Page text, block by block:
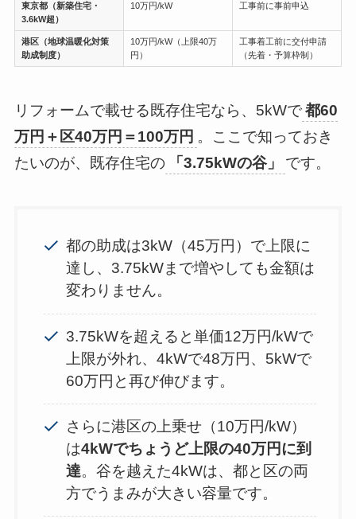
東京都（新築住宅・
3.6kW超）
10万円/kW 工事前に事前申込
港区（地球温暖化対策
助成制度）
10万円/kW（上限40万
円）
工事着工前に交付申請
（先着・予算枠制）
リフォームで載せる既存住宅なら、5kWで都60
万円＋区40万円＝100万円 。ここで知っておき
たいのが、既存住宅の
「3.75kWの谷」 です。
都の助成は3kW（45万円）で上限に
達し、3.75kWまで増やしても金額は
変わりません。
3.75kWを超えると単価12万円/kWで
上限が外れ、4kWで48万円、5kWで
60万円と再び伸びます。
さらに港区の上乗せ（10万円/kW）
は4kWでちょうど上限の40万円に到
達。谷を越えた4kWは、都と区の両
方でうまみが大きい容量です。